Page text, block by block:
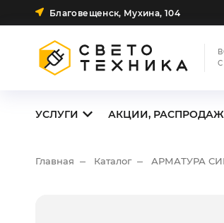
Благовещенск, Мухина, 104
УСЛУГИ АКЦИИ,
Главная Каталог АРМАТУРА